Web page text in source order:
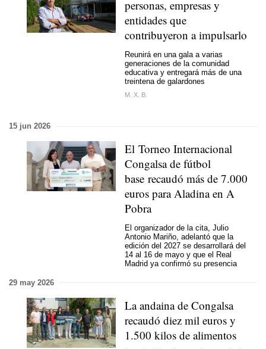
personas, empresas y
entidades que
contribuyeron a impulsarlo
Reunirá en una gala a varias
generaciones de la comunidad
educativa y entregará más de una
treintena de galardones
M. X. B.
15 jun 2026
El Torneo Internacional
Congalsa de fútbol
base recaudó más de 7.000
euros para Aladina en A
Pobra
El organizador de la cita, Julio
Antonio Mariño, adelantó que la
edición del 2027 se desarrollará del
14 al 16 de mayo y que el Real
Madrid ya confirmó su presencia
29 may 2026
La andaina de Congalsa
recaudó diez mil euros y
1.500 kilos de alimentos